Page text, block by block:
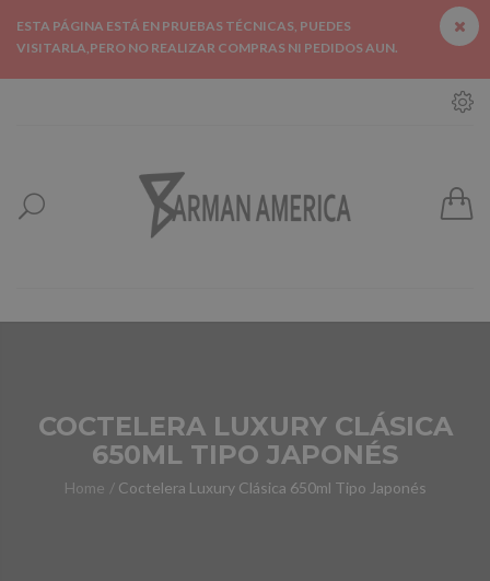
ESTA PÁGINA ESTÁ EN PRUEBAS TÉCNICAS, PUEDES
VISITARLA,PERO NO REALIZAR COMPRAS NI PEDIDOS AUN.
COCTELERA LUXURY CLÁSICA
650ML TIPO JAPONÉS
Home Coctelera Luxury Clásica 650ml Tipo Japonés